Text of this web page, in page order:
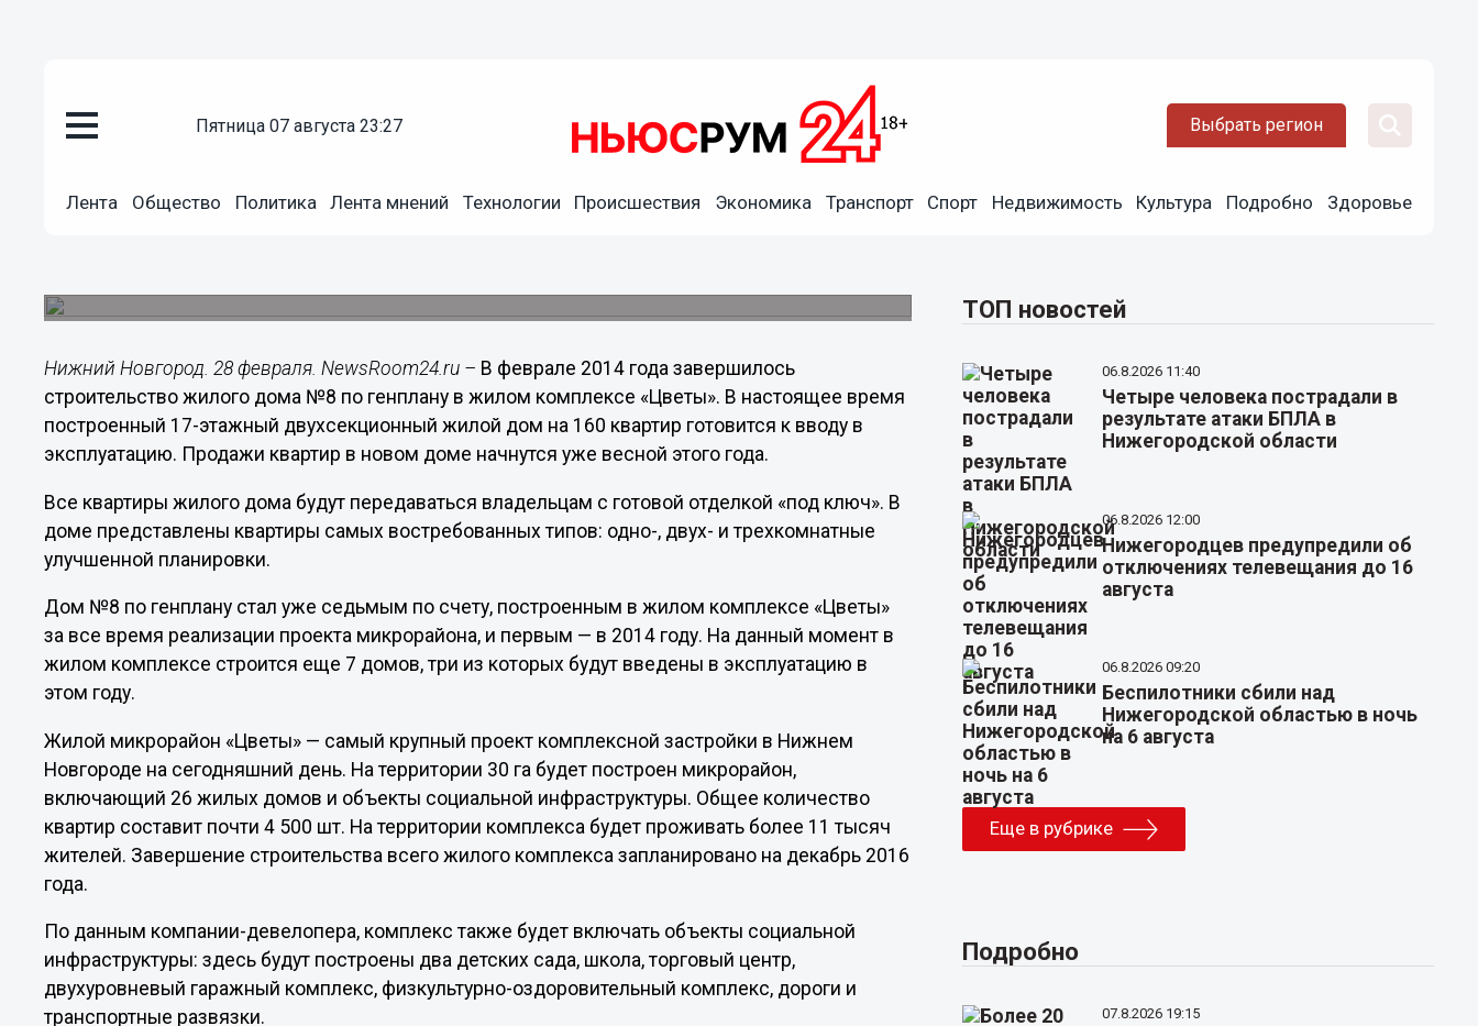
пятница 07 августа 23:27 Выбрать регион
Лента Общество Политика Лента мнений Технологии Происшествия Экономика Транспорт Спорт Недвижимость Культура Подробно Здоровье
В жилом комплексе «Цветы» готовится к вводу в
Нижний Новгород. 28 февраля. NewsRoom24.ru – В феврале 2014 года завершилось
строительство жилого дома №8 по генплану в жилом комплексе «Цветы». В настоящее время
построенный 17-этажный двухсекционный жилой дом на 160 квартир готовится к вводу в
эксплуатацию. Продажи квартир в новом доме начнутся уже весной этого года.
Все квартиры жилого дома будут передаваться владельцам с готовой отделкой «под ключ». В
доме представлены квартиры самых востребованных типов: одно-, двух- и трехкомнатные
улучшенной планировки.
Дом №8 по генплану стал уже седьмым по счету, построенным в жилом комплексе «Цветы»
за все время реализации проекта микрорайона, и первым — в 2014 году. На данный момент в
жилом комплексе строится еще 7 домов, три из которых будут введены в эксплуатацию в
этом году.
Жилой микрорайон «Цветы» — самый крупный проект комплексной застройки в Нижнем
Новгороде на сегодняшний день. На территории 30 га будет построен микрорайон,
включающий 26 жилых домов и объекты социальной инфраструктуры. Общее количество
квартир составит почти 4 500 шт. На территории комплекса будет проживать более 11 тысяч
жителей. Завершение строительства всего жилого комплекса запланировано на декабрь 2016
года.
По данным компании-девелопера, комплекс также будет включать объекты социальной
инфраструктуры: здесь будут построены два детских сада, школа, торговый центр,
двухуровневый гаражный комплекс, физкультурно-оздоровительный комплекс, дороги и
транспортные развязки.
ТОП новостей
06.8.2026 11:40
Четыре человека пострадали в
результате атаки БПЛА в
Нижегородской области
06.8.2026 12:00
Нижегородцев предупредили об
отключениях телевещания до 16
августа
06.8.2026 09:20
Беспилотники сбили над
Нижегородской областью в ночь
на 6 августа
Еще в рубрике
Подробно
07.8.2026 19:15